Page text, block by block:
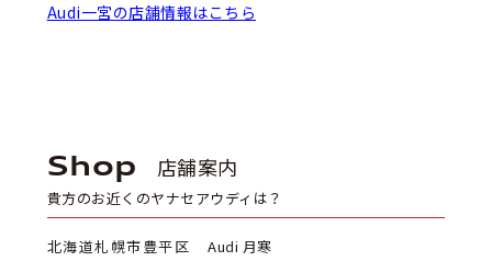
Audi一宮の店舗情報はこちら
Shop 店舗案内
貴方のお近くのヤナセアウディは？
北海道札幌市豊平区
Audi 月寒